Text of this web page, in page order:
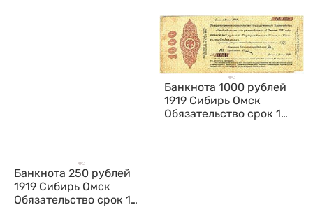
Банкнота 250 рублей
1919 Сибирь Омск
Обязательство срок 1
Банкнота 1000 рублей
1919 Сибирь Омск
Обязательство срок 1